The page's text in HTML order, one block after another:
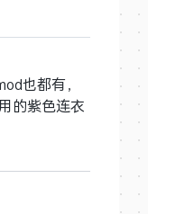
也都有，
的紫色连衣